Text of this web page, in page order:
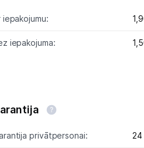
iepakojumu:
iepakojuma:
privātpersonai: 24